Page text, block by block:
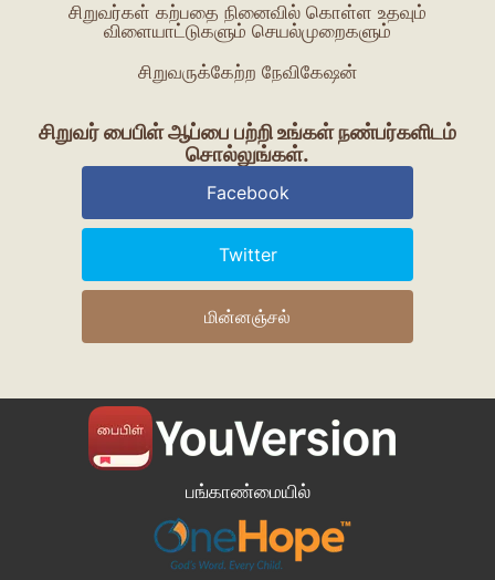
சிறுவர்கள் கற்பதை நினைவில் கொள்ள உதவும்
விளையாட்டுகளும் செயல்முறைகளும்
சிறுவருக்கேற்ற நேவிகேஷன்
சிறுவர் பைபிள் ஆப்பை பற்றி உங்கள் நண்பர்களிடம்
சொல்லுங்கள்.
Facebook
Twitter
மின்னஞ்சல்
பங்காண்மையில்